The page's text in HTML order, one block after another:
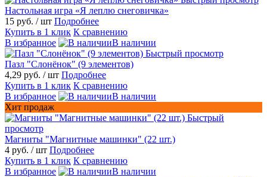
Настольная игра «Я леплю снеговичка»
15 руб. / шт Подробнее
Купить в 1 клик К сравнению
В избранное
В наличии
Быстрый просмотр
Пазл "Слонёнок" (9 элементов)
4,29 руб. / шт Подробнее
Купить в 1 клик К сравнению
В избранное
В наличии
Хит продаж
Быстрый
просмотр
Магниты "Магнитные машинки" (22 шт.)
4 руб. / шт Подробнее
Купить в 1 клик К сравнению
В избранное
В наличии